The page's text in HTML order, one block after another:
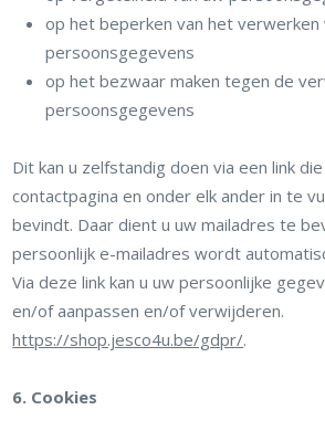
op het beperken van het verwerken
persoonsgegevens
op het bezwaar maken tegen de
persoonsgegevens
Dit kan u zelfstandig doen via een link
contactpagina en onder elk ander in te
bevindt. Daar dient u uw mailadres te
persoonlijk e-mailadres wordt
Via deze link kan u uw persoonlijke
en/of aanpassen en/of verwijderen.
https://shop.jesco4u.be/gdpr/.
6. Cookies